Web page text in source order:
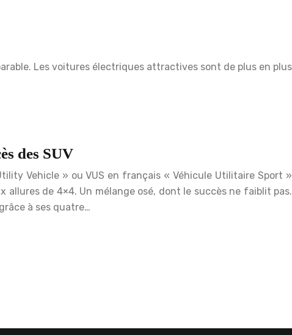
Les voitures électriques attractives sont de plus en plus
des SUV
Vehicle » ou VUS en français « Véhicule Utilitaire Sport »
allures de 4×4. Un mélange osé, dont le succès ne faiblit pas.
à ses quatre…